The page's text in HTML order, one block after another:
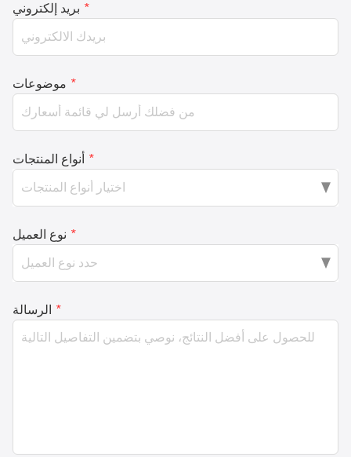
بريد إلكتروني *
موضوعات *
أنواع المنتجات *
نوع العميل *
الرسالة *